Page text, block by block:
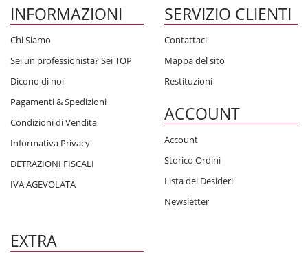
INFORMAZIONI
Chi Siamo
Sei un professionista? Sei TOP
Dicono di noi
Pagamenti & Spedizioni
Condizioni di Vendita
Informativa Privacy
DETRAZIONI FISCALI
IVA AGEVOLATA
SERVIZIO CLIENTI
Contattaci
Mappa del sito
Restituzioni
ACCOUNT
Account
Storico Ordini
Lista dei Desideri
Newsletter
EXTRA